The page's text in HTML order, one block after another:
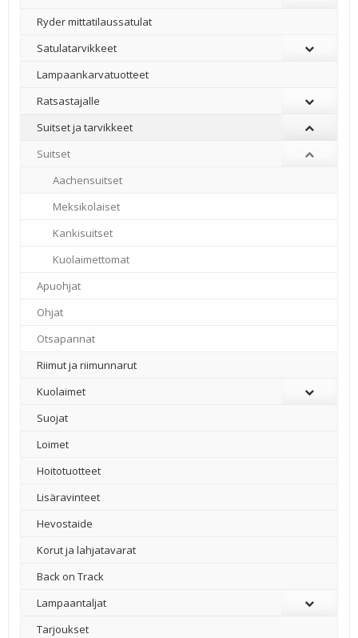
Ryder mittatilaussatulat
Satulatarvikkeet
–
Lampaankarvatuotteet
Ratsastajalle
Suitset ja tarvikkeet
Suitset
Aachensuitset
Meksikolaiset
Kankisuitset
Kuolaimettomat
Apuohjat
Ohjat
Otsapannat
Riimut ja riimunnarut
Kuolaimet
Suojat
Loimet
Hoitotuotteet
Lisäravinteet
Hevostaide
Korut ja lahjatavarat
Back on Track
Lampaantaljat
Tarjoukset